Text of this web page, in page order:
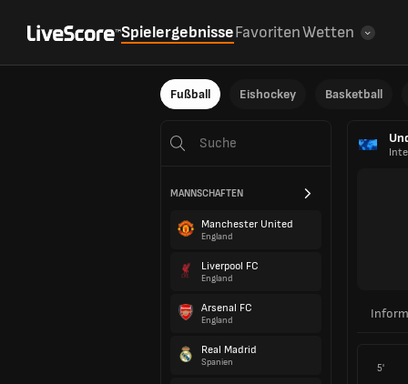
SpielergebnisseFavoritenWetten
Fußball Eishockey Basketball
MANNSCHAFTEN
Manchester United
England
Liverpool FC
England
Arsenal FC
England
Real Madrid
Spanien 5'